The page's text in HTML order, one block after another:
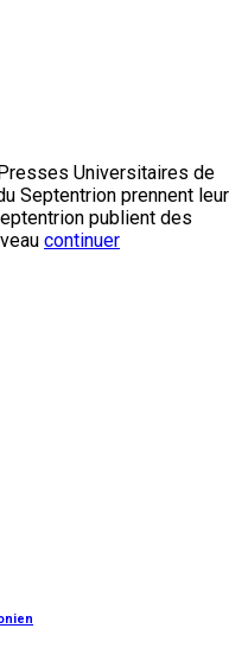
Universitaires de
Septentrion prennent leur
publient des
continuer